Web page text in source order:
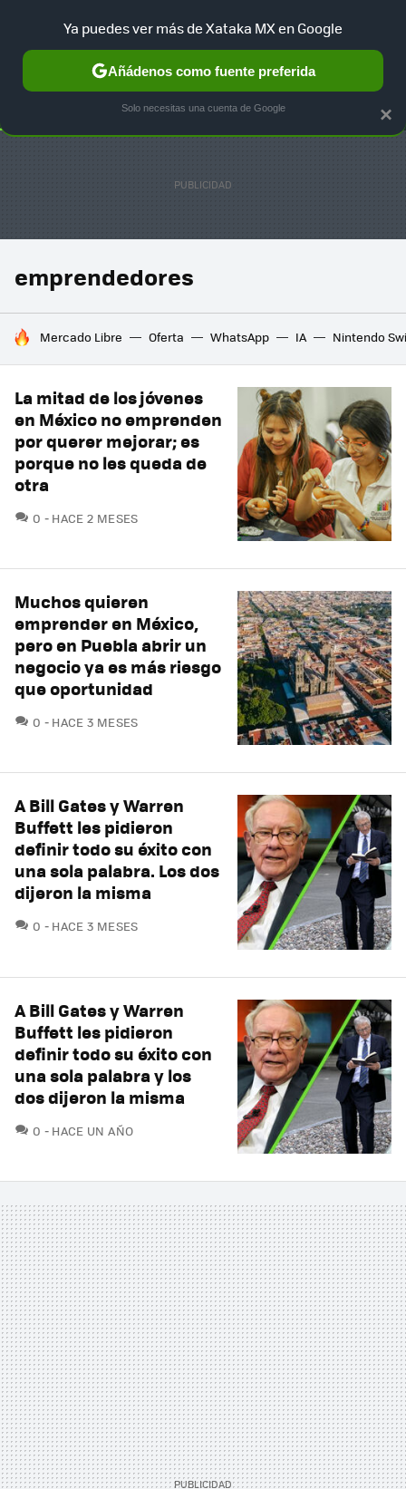
SELECCIÓN GAMING HOME AUTO TERRITORIO
emprendedores
HOY SE HABLA DE
Mercado Libre Oferta WhatsApp IA Nintendo
La mitad de los jóvenes
en México no emprenden
por querer mejorar; es
porque no les queda de
otra
0 COMENTARIOS
HACE 2 MESES
Muchos quieren
emprender en México,
pero en Puebla abrir un
negocio ya es más riesgo
que oportunidad
0 COMENTARIOS
HACE 3 MESES
A Bill Gates y Warren
Buffett les pidieron
definir todo su éxito con
una sola palabra. Los dos
dijeron la misma
0 COMENTARIOS
HACE 3 MESES
A Bill Gates y Warren
Buffett les pidieron
definir todo su éxito con
una sola palabra y los
dos dijeron la misma
0 COMENTARIOS
HACE UN AÑO
×
Ya puedes ver más de Xataka MX en Google
Añádenos como fuente preferida
Solo necesitas una cuenta de Google